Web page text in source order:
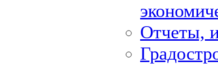
Отчеты,